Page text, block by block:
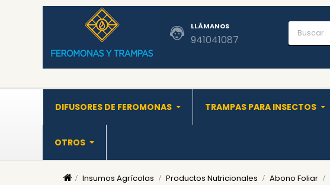
LLÁMANOS
941041087
DIFUSORES DE FEROMONAS TRAMPAS PARA INSECTOS
OTROS
Insumos Agrícolas Productos Nutricionales Abono Foliar